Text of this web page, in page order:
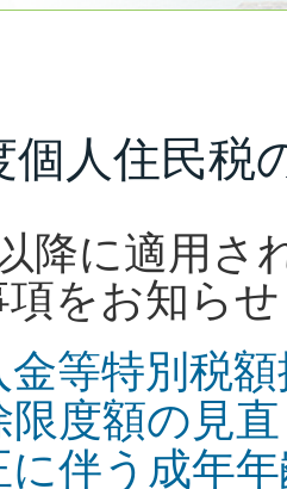
個人住民税
降に適用さ
をお知ら
金等特別税
限度額の見
に伴う成年